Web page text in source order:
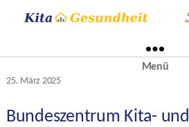
Menü
Kategorien
Veröffentlichungsdatum
25. März 2025
Bundeszentrum Kita- und